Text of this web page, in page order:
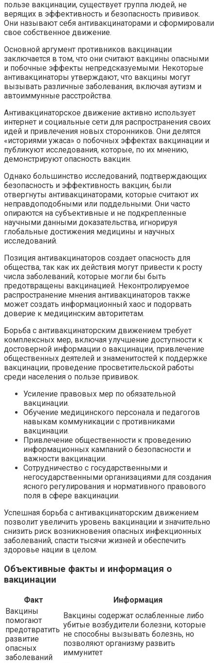
пользе вакцинации, существует группа людей, не
верящих в эффективность и безопасность прививок.
Они называют себя антивакцинаторами и сформировали
свое собственное движение.
Основной аргумент противников вакцинации
заключается в том, что они считают вакцины опасными
и побочные эффекты непредсказуемыми. Некоторые
антивакцинаторы утверждают, что вакцины могут
вызывать различные заболевания, включая аутизм и
автоиммунные расстройства.
Антивакцинаторское движение активно использует
интернет и социальные сети для распространения своих
идей и привлечения новых сторонников. Они делятся
«историями ужаса» о побочных эффектах вакцинации и
публикуют исследования, которые, по их мнению,
демонстрируют опасность вакцин.
Однако большинство исследований, подтверждающих
безопасность и эффективность вакцин, были
отвергнуты антивакцинаторами, которые считают их
неправдоподобными или поддельными. Они часто
опираются на субъективные и не подкрепленные
научными данными доказательства, игнорируя
глобальные достижения медицины и научных
исследований.
Позиция антивакцинаторов создает опасность для
общества, так как их действия могут привести к росту
числа заболеваний, которые могли бы быть
предотвращены вакцинацией. Неконтролируемое
распространение мнения антивакцинаторов также
может создать информационный хаос и подорвать
доверие к медицинским авторитетам.
Борьба с антивакцинаторским движением требует
комплексных мер, включая улучшение доступности к
достоверной информации о вакцинации, привлечение
общественных деятелей и знаменитостей к поддержке
вакцинации, проведение просветительской работы
среди населения о пользе прививок.
Усиление правовых мер по обязательной
вакцинации.
Обучение медицинского персонала и педагогов
навыкам коммуникации с противниками
вакцинации.
Привлечение общественности к проведению
информационных кампаний о безопасности и
важности вакцинации.
Сотрудничество с государственными и
негосударственными организациями для создания
ясного регулирования и нормативного правового
поля в сфере вакцинации.
Успешная борьба с антивакцинаторским движением
позволит увеличить уровень вакцинации и значительно
снизить риск возникновения опасных инфекционных
заболеваний, спасти тысячи жизней и обеспечить
здоровье нации в целом.
Объективные факты и информация о
вакцинации
Факт
Информация
Вакцины
помогают
предотвратить
развитие
опасных
заболеваний
Вакцины содержат ослабленные либо
убитые возбудители болезни, которые
не способны вызывать болезнь, но
позволяют организму развить
иммунитет